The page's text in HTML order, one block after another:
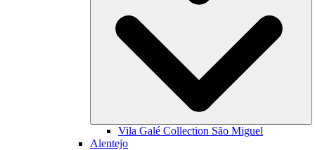
Vila Galé Collection São Miguel
Alentejo